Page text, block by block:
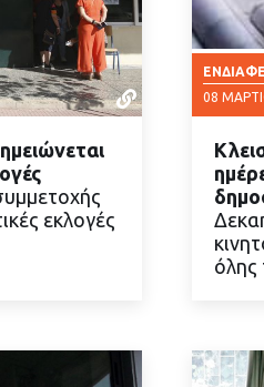
εκλογές
08
όλης